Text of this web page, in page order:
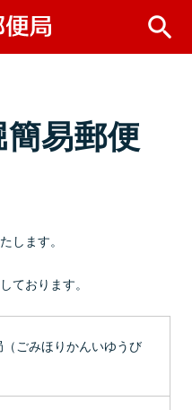
易郵便
します。
ております。
ごみほりかんいゆうび